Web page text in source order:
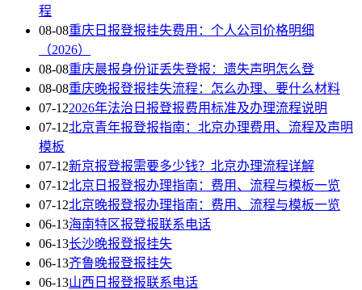
程
08-08重庆日报登报挂失费用：个人公司价格明细
（2026）
08-08重庆晨报身份证丢失登报：遗失声明怎么登
08-08重庆晚报登报挂失流程：怎么办理、要什么材料
07-122026年法治日报登报费用标准及办理流程说明
07-12北京青年报登报指南：北京办理费用、流程及声明
模板
07-12新京报登报需要多少钱？北京办理流程详解
07-12北京日报登报办理指南：费用、流程与模板一览
07-12北京晚报登报办理指南：费用、流程与模板一览
06-13海南特区报登报联系电话
06-13长沙晚报登报挂失
06-13齐鲁晚报登报挂失
06-13山西日报登报联系电话